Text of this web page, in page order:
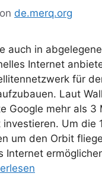
de.merq.org
auch in
Internet
für
Laut
Google mehr als 3
investieren. Um die
um den Orbit
Internet